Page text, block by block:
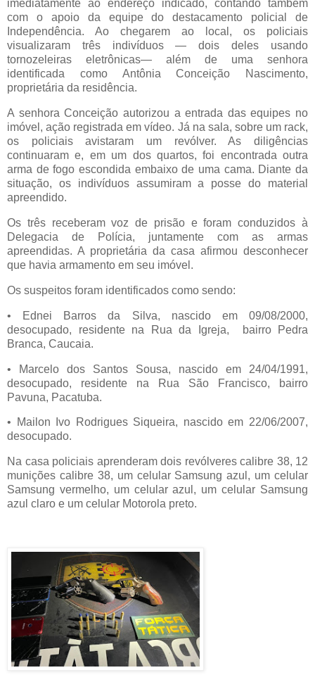
imediatamente ao endereço indicado, contando também
com o apoio da equipe do destacamento policial de
Independência. Ao chegarem ao local, os policiais
visualizaram três indivíduos — dois deles usando
tornozeleiras eletrônicas— além de uma senhora
identificada como Antônia Conceição Nascimento,
proprietária da residência.
A senhora Conceição autorizou a entrada das equipes no
imóvel, ação registrada em vídeo. Já na sala, sobre um rack,
os policiais avistaram um revólver. As diligências
continuaram e, em um dos quartos, foi encontrada outra
arma de fogo escondida embaixo de uma cama. Diante da
situação, os indivíduos assumiram a posse do material
apreendido.
Os três receberam voz de prisão e foram conduzidos à
Delegacia de Polícia, juntamente com as armas
apreendidas. A proprietária da casa afirmou desconhecer
que havia armamento em seu imóvel.
Os suspeitos foram identificados como sendo:
•
Ednei Barros da Silva, nascido em 09/08/2000,
desocupado, residente na Rua da Igreja, bairro Pedra
Branca, Caucaia.
•
Marcelo dos Santos Sousa, nascido em 24/04/1991,
desocupado, residente na Rua São Francisco, bairro
Pavuna, Pacatuba.
•
Mailon Ivo Rodrigues Siqueira, nascido em 22/06/2007,
desocupado.
Na casa policiais aprenderam dois revólveres calibre 38, 12
munições calibre 38, um celular Samsung azul, um celular
Samsung vermelho, um celular azul, um celular Samsung
azul claro e um celular Motorola preto.